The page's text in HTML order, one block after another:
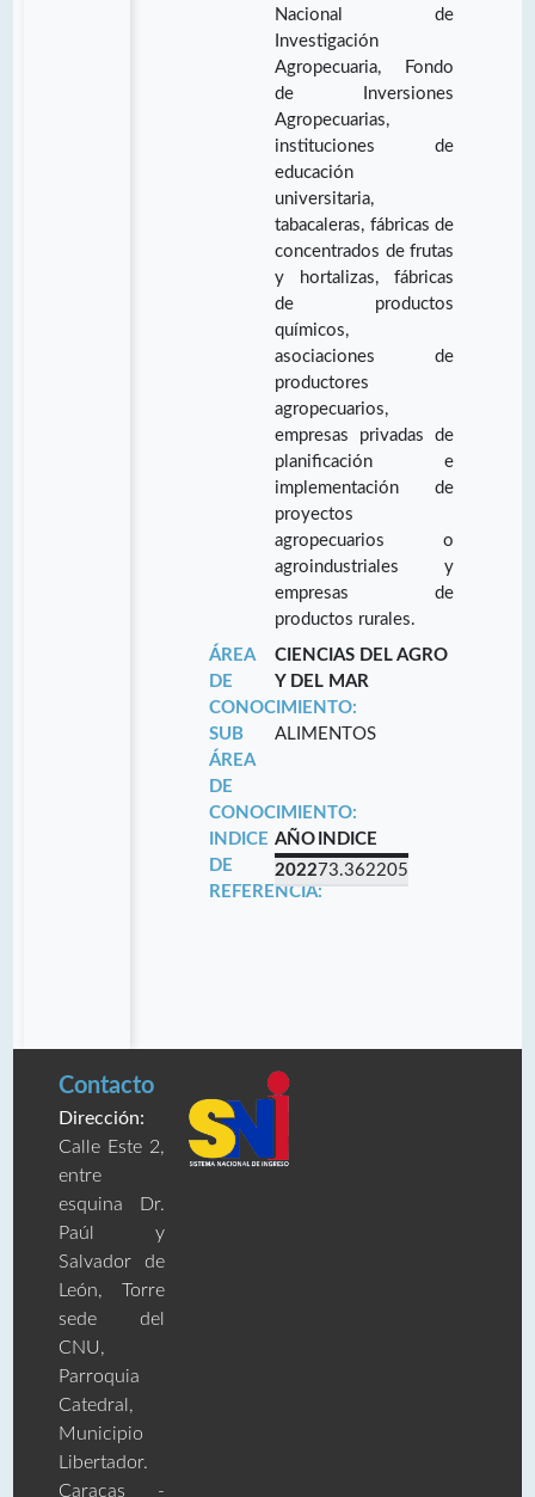
Nacional de
Investigación
Agropecuaria, Fondo
de Inversiones
Agropecuarias,
instituciones de
educación
universitaria,
tabacaleras, fábricas de
concentrados de frutas
y hortalizas, fábricas
de productos
químicos,
asociaciones de
productores
agropecuarios,
empresas privadas de
planificación e
implementación de
proyectos
agropecuarios o
agroindustriales y
empresas de
productos rurales.
ÁREA
DE
CONOCIMIENTO:
CIENCIAS DEL AGRO
Y DEL MAR
SUB
ÁREA
DE
CONOCIMIENTO:
ALIMENTOS
INDICE
DE
REFERENCIA:
AÑO INDICE
202273.362205
Contacto
Dirección:
Calle Este 2,
entre
esquina Dr.
Paúl y
Salvador de
León, Torre
sede del
CNU,
Parroquia
Catedral,
Municipio
Libertador.
Caracas -